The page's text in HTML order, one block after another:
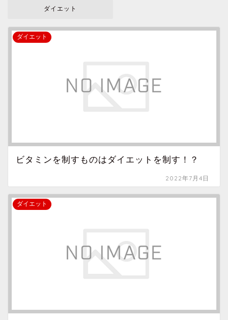
ダイエット
ダイエット
ビタミンを制すものはダイエットを制す！？
2022年7月4日
ダイエット